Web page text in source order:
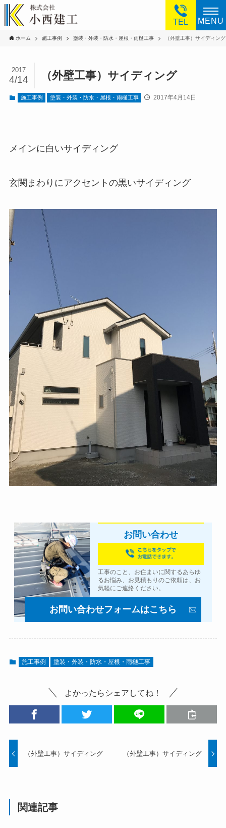
TEL MENU
ホーム 施工事例 塗装・外装・防水・屋根・雨樋工事 （外壁工事）サイディング
（外壁工事）サイディング
2017
4/14
施工事例 塗装・外装・防水・屋根・雨樋工事 2017年4月14日
メインに白いサイディング
玄関まわりにアクセントの黒いサイディング
お問い合わせ
工事のこと、お住まいに関するあらゆ
るお悩み、お見積もりのご依頼は、お
気軽にご連絡ください。
お問い合わせフォームはこちら
施工事例 塗装・外装・防水・屋根・雨樋工事
よかったらシェアしてね！
（外壁工事）サイディング （外壁工事）サイディング
関連記事